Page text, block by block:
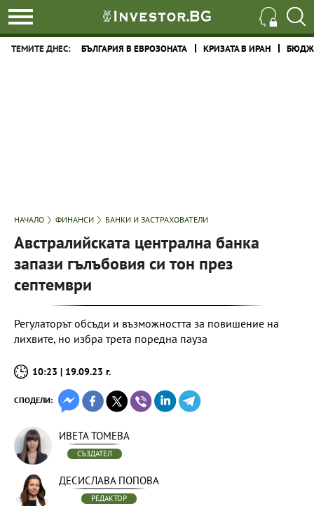
ТЕМИТЕ ДНЕС: БЪЛГАРИЯ В ЕВРОЗОНАТА КРИЗАТА В ИРАН
НАЧАЛО ФИНАНСИ БАНКИ И ЗАСТРАХОВАТЕЛИ
Австралийската централна банка
запази гълъбовия си тон през
септември
Регулаторът обсъди и възможността за повишение на
лихвите, но избра трета поредна пауза
10:23 | 19.09.23 г.
СПОДЕЛИ:
ИВЕТА ТОМЕВА
СЪЗДАТЕЛ
ДЕСИСЛАВА ПОПОВА
РЕДАКТОР